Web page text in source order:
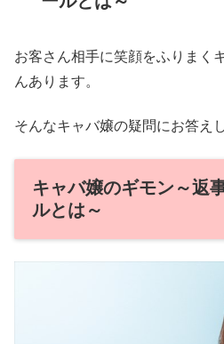
お客さん相手に笑顔をふりまく
んあります。
そんなキャバ嬢の疑問にお答え
キャバ嬢のギモン～返
ルとは～